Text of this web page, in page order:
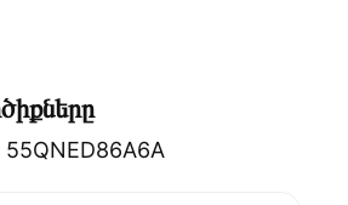
55QNED86A6A